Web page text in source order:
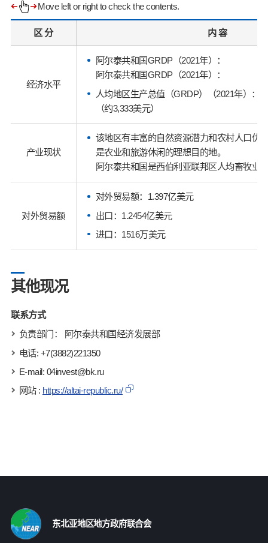
Move left or right to check the contents.
区 分 内 容
经济水平
阿尔泰共和国GRDP（2021年）：
阿尔泰共和国GRDP（2021年）：
人均地区生产总值（GRDP）（2021年）：
（约3,333美元）
产业现状
该地区有丰富的自然资源潜力和农村人口优
是农业和旅游休闲的理想目的地。
阿尔泰共和国是西伯利亚联邦区人均畜牧业
对外贸易额
对外贸易额：1.397亿美元
出口：1.2454亿美元
进口：1516万美元
其他现况
联系方式
负责部门： 阿尔泰共和国经济发展部
电话: +7(3882)221350
E-mail: 04invest@bk.ru
网站 : https://altai-republic.ru/
东北亚地区地方政府联合会